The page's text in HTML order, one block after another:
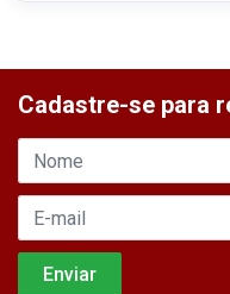
Cadastre-se para